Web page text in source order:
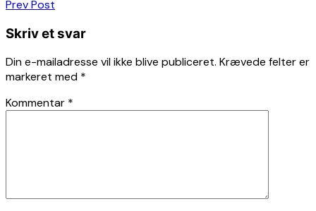
Indlægsnavigation
Prev Post
Skriv et svar
Din e-mailadresse vil ikke blive publiceret. Krævede felter er
markeret med *
Kommentar *